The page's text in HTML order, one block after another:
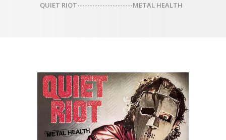
QUIET RIOT----------------------METAL HEALTH